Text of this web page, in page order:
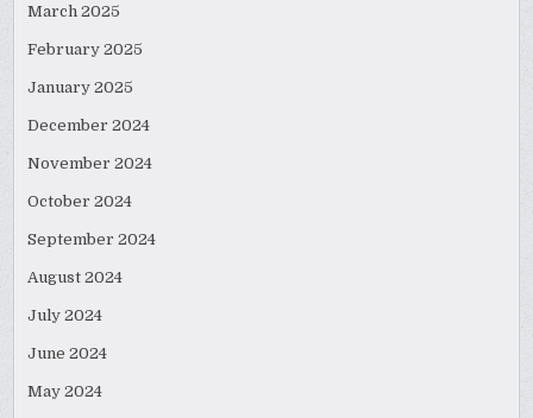
March 2025
February 2025
January 2025
December 2024
November 2024
October 2024
September 2024
August 2024
July 2024
June 2024
May 2024